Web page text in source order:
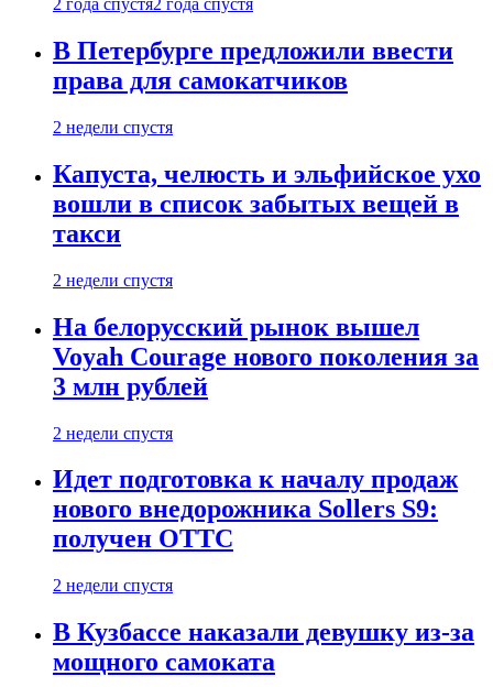
2 года спустя2 года спустя
В Петербурге предложили ввести
права для самокатчиков
2 недели спустя
Капуста, челюсть и эльфийское ухо
вошли в список забытых вещей в
такси
2 недели спустя
На белорусский рынок вышел
Voyah Courage нового поколения за
3 млн рублей
2 недели спустя
Идет подготовка к началу продаж
нового внедорожника Sollers S9:
получен ОТТС
2 недели спустя
В Кузбассе наказали девушку из-за
мощного самоката